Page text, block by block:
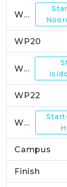
WP19
WP20
WP21
WP22
WP23
Campus
Finish